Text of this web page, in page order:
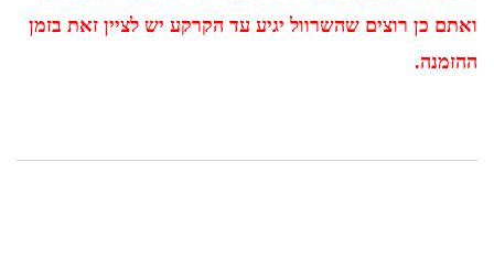
ואתם כן רוצים שהשרוול יגיע עד הקרקע יש לציין זאת בזמן
ההזמנה.